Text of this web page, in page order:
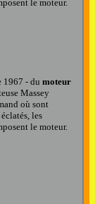
le moteur.
1967 - du moteur
Massey
où sont
les
le moteur.